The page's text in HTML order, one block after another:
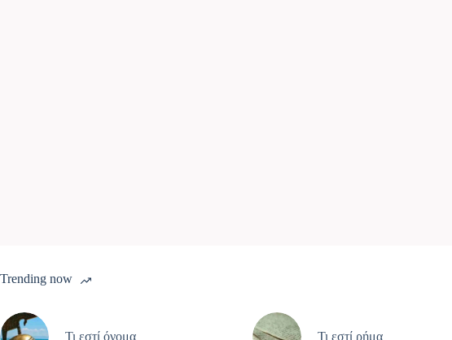
Trending now
Τι εστί όνομα Τι εστί ρήμα